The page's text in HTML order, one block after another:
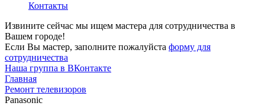
Контакты
Извините сейчас мы ищем мастера для сотрудничества в
Вашем городе!
Если Вы мастер, заполните пожалуйста форму для
сотрудничества
Наша группа в ВКонтакте
Главная
Ремонт телевизоров
Panasonic